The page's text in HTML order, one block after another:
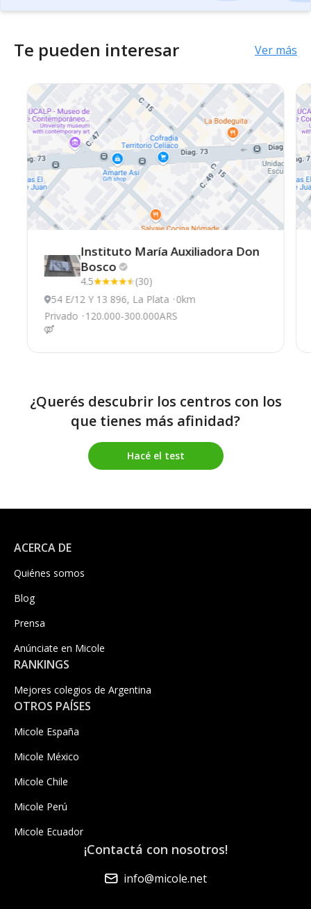
Te pueden interesar Ver más
Instituto María Auxiliadora Don
Bosco
4.5
(30)
54 E/12 Y 13 896, La Plata 0km
Privado
120.000-300.000ARS
¿Querés descubrir los centros con los
que tienes más afinidad?
Hacé el test
ACERCA DE
Quiénes somos
Blog
Prensa
Anúnciate en Micole
RANKINGS
Mejores colegios de Argentina
OTROS PAÍSES
Micole España
Micole México
Micole Chile
Micole Perú
Micole Ecuador
¡Contactá con nosotros!
info@micole.net